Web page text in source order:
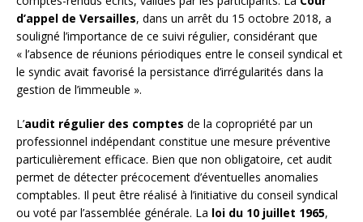
d’appel de Versailles, dans un arrêt du 15 octobre 2018, a
souligné l’importance de ce suivi régulier, considérant que
« l’absence de réunions périodiques entre le conseil syndical et
le syndic avait favorisé la persistance d’irrégularités dans la
gestion de l’immeuble ».
L’audit régulier des comptes de la copropriété par un
professionnel indépendant constitue une mesure préventive
particulièrement efficace. Bien que non obligatoire, cet audit
permet de détecter précocement d’éventuelles anomalies
comptables. Il peut être réalisé à l’initiative du conseil syndical
ou voté par l’assemblée générale. La loi du 10 juillet 1965,